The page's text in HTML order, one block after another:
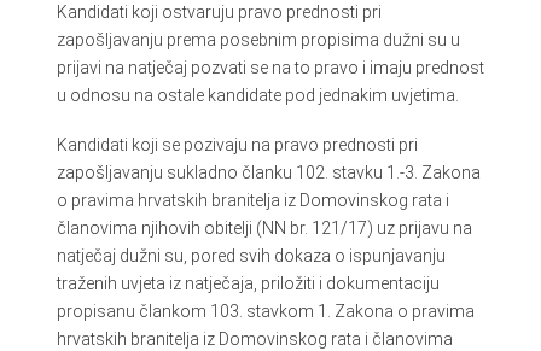
Kandidati koji ostvaruju pravo prednosti pri
zapošljavanju prema posebnim propisima dužni su u
prijavi na natječaj pozvati se na to pravo i imaju prednost
u odnosu na ostale kandidate pod jednakim uvjetima.
Kandidati koji se pozivaju na pravo prednosti pri
zapošljavanju sukladno članku 102. stavku 1.-3. Zakona
o pravima hrvatskih branitelja iz Domovinskog rata i
članovima njihovih obitelji (NN br. 121/17) uz prijavu na
natječaj dužni su, pored svih dokaza o ispunjavanju
traženih uvjeta iz natječaja, priložiti i dokumentaciju
propisanu člankom 103. stavkom 1. Zakona o pravima
hrvatskih branitelja iz Domovinskog rata i članovima